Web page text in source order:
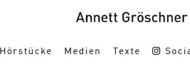
Hörstücke Medien Texte